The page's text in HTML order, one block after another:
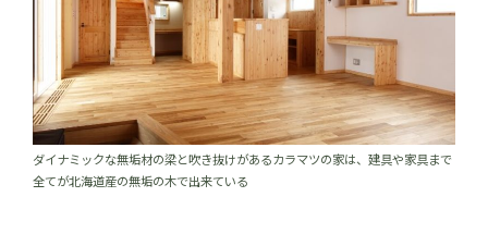
ダイナミックな無垢材の梁と吹き抜けがあるカラマツの家は、建具や家具まで
全てが北海道産の無垢の木で出来ている